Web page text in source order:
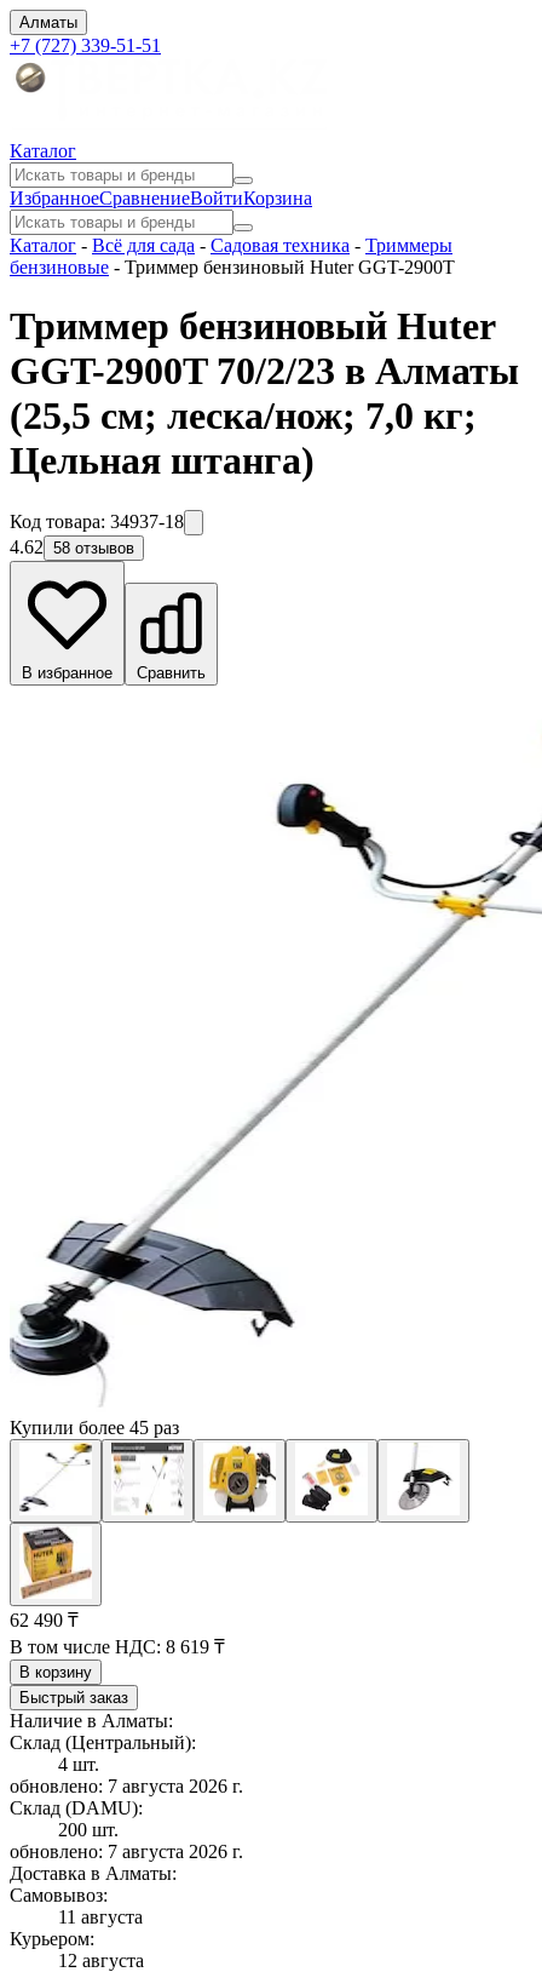
Алматы
+7 (727) 339-51-51
Каталог
ИзбранноеСравнениеВойтиКорзина
Каталог - Всё для сада - Садовая техника - Триммеры
бензиновые - Триммер бензиновый Huter GGT-2900T
Триммер бензиновый Huter
GGT-2900T 70/2/23 в Алматы
(25,5 см; леска/нож; 7,0 кг;
Цельная штанга)
Код товара: 34937-18
4.62 58 отзывов
В избранное Сравнить
Купили более 45 раз
62 490 ₸
В том числе НДС: 8 619 ₸
В корзину
Быстрый заказ
Наличие в Алматы:
Склад (Центральный):
4 шт.
обновлено: 7 августа 2026 г.
Склад (DAMU):
200 шт.
обновлено: 7 августа 2026 г.
Доставка в Алматы:
Самовывоз:
11 августа
Курьером:
12 августа